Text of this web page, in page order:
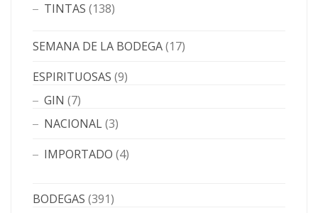
TINTAS (138)
SEMANA DE LA BODEGA(17)
ESPIRITUOSAS (9)
GIN (7)
NACIONAL(3)
IMPORTADO (4)
BODEGAS (391)